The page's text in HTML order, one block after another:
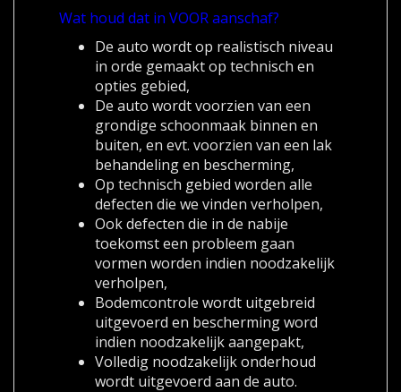
Wat houd dat in VOOR aanschaf?
De auto wordt op realistisch niveau
in orde gemaakt op technisch en
opties gebied,
De auto wordt voorzien van een
grondige schoonmaak binnen en
buiten, en evt. voorzien van een lak
behandeling en bescherming,
Op technisch gebied worden alle
defecten die we vinden verholpen,
Ook defecten die in de nabije
toekomst een probleem gaan
vormen worden indien noodzakelijk
verholpen,
Bodemcontrole wordt uitgebreid
uitgevoerd en bescherming word
indien noodzakelijk aangepakt,
Volledig noodzakelijk onderhoud
wordt uitgevoerd aan de auto.